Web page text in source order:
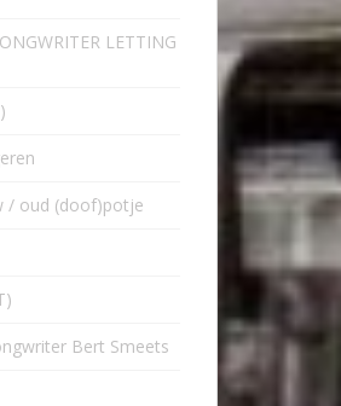
LETTING
/ oud (doof)potje
Bert Smeets